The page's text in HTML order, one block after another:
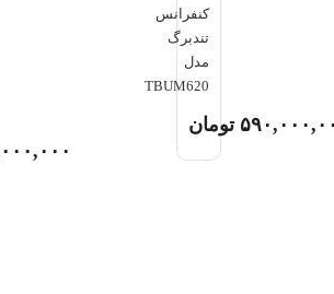
کنفرانس
تندبرگ
مدل
TBUM620
تومان